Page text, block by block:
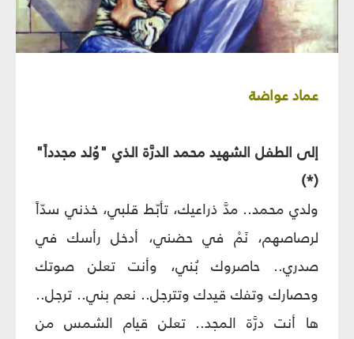
عماد عواضة
إلى الطفل الشهيد محمد الدرَّة الذي "وُلد مجدداً"
(*)
ولدي محمد.. مدَّ ذراعيك، تأبّط قلبي، خذني سدّاً
لرصاصهم، نَمْ في حضني، أدخل رأسك في
صدري.. حاصروك بُني، وأنت تعلن صوتك
وحصارك وتفك قيدك وتترجل.. نعم بني.. ترجل..
ها أنت درَّة المجد.. تعلن قيام الشمس من